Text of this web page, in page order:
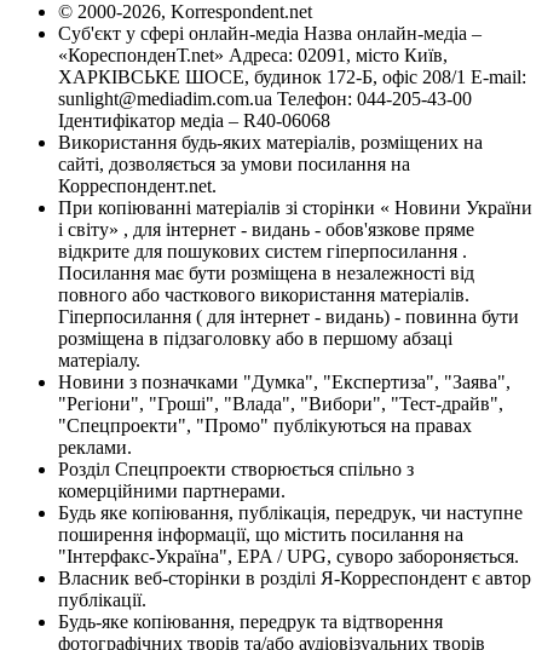
© 2000-2026, Korrespondent.net
Суб'єкт у сфері онлайн-медіа Назва онлайн-медіа –
«КореспонденТ.net» Адреса: 02091, місто Київ,
ХАРКІВСЬКЕ ШОСЕ, будинок 172-Б, офіс 208/1 E-mail:
sunlight@mediadim.com.ua Телефон: 044-205-43-00
Ідентифікатор медіа – R40-06068
Використання будь-яких матеріалів, розміщених на
сайті, дозволяється за умови посилання на
Корреспондент.net.
При копіюванні матеріалів зі сторінки « Новини України
і світу» , для інтернет - видань - обов'язкове пряме
відкрите для пошукових систем гіперпосилання .
Посилання має бути розміщена в незалежності від
повного або часткового використання матеріалів.
Гіперпосилання ( для інтернет - видань) - повинна бути
розміщена в підзаголовку або в першому абзаці
матеріалу.
Новини з позначками "Думка", "Експертиза", "Заява",
"Регіони", "Гроші", "Влада", "Вибори", "Тест-драйв",
"Спецпроекти", "Промо" публікуються на правах
реклами.
Розділ Спецпроекти створюється спільно з
комерційними партнерами.
Будь яке копіювання, публікація, передрук, чи наступне
поширення інформації, що містить посилання на
"Інтерфакс-Україна", EPA / UPG, суворо забороняється.
Власник веб-сторінки в розділі Я-Корреспондент є автор
публікації.
Будь-яке копіювання, передрук та відтворення
фотографічних творів та/або аудіовізуальних творів